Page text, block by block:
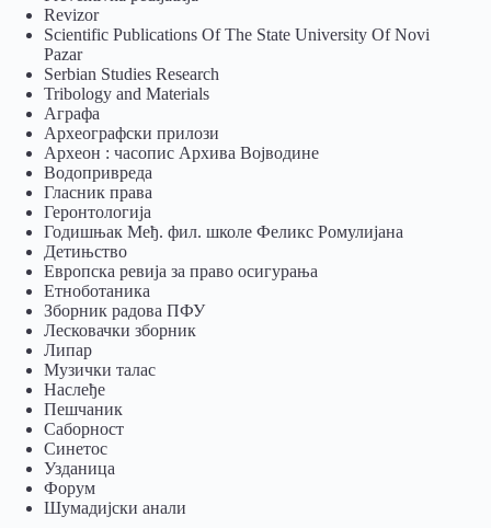
Revizor
Scientific Publications Of The State University Of Novi
Pazar
Serbian Studies Research
Tribology and Materials
Аграфа
Археографски прилози
Археон : часопис Архива Војводине
Водопривреда
Гласник права
Геронтологија
Годишњак Међ. фил. школе Феликс Ромулијана
Детињство
Европска ревија за право осигурања
Eтноботаника
Зборник радова ПФУ
Лесковачки зборник
Липар
Музички талас
Наслеђе
Пешчаник
Саборност
Синетос
Узданица
Форум
Шумадијски анали